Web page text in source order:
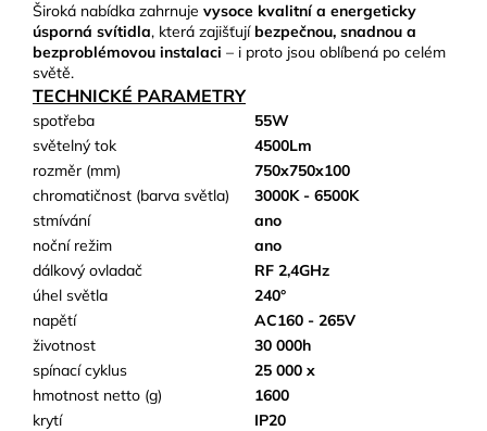
Široká nabídka zahrnuje vysoce kvalitní a energeticky
úsporná svítidla, která zajišťují bezpečnou, snadnou a
bezproblémovou instalaci – i proto jsou oblíbená po celém
světě.
TECHNICKÉ PARAMETRY
spotřeba
55W
světelný tok
4500Lm
rozměr (mm)
750x750x100
chromatičnost (barva světla)
3000K - 6500K
stmívání
ano
noční režim
ano
dálkový ovladač
RF 2,4GHz
úhel světla
240°
napětí
AC160 - 265V
životnost
30 000h
spínací cyklus
25 000 x
hmotnost netto (g)
1600
krytí
IP20